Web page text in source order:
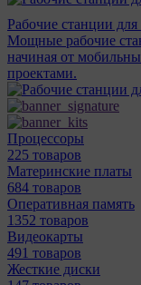
Рабочие станции для
Мощные рабочие
начиная от
проектами.
Процессоры
225 товаров
Материнcкие платы
684 товаров
Оперативная память
1352 товаров
Видеокарты
491 товаров
Жесткие диски